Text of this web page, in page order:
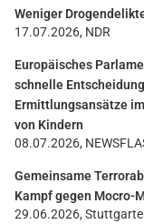
Weniger
17.07.2026, NDR
Europäisches
schnelle
Ermittlungsansätze
von Kindern
08.07.2026,
Gemeinsame
Kampf gegen Mocro-
29.06.2026,